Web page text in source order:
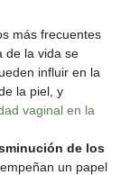
más frecuentes
de la vida se
influir en la
la piel, y
vaginal en la
de los
un papel